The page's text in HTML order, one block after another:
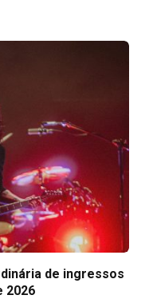
de ingressos
2026